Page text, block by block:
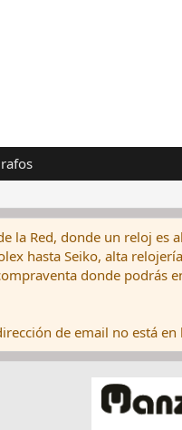
la Red, donde un reloj
hasta Seiko, alta
donde podrás
de email no está